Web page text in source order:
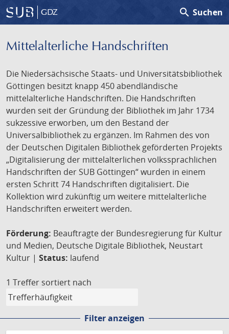
GDZ search Suchen
Mittelalterliche Handschriften
Die Niedersächsische Staats- und Universitätsbibliothek
Göttingen besitzt knapp 450 abendländische
mittelalterliche Handschriften. Die Handschriften
wurden seit der Gründung der Bibliothek im Jahr 1734
sukzessive erworben, um den Bestand der
Universalbibliothek zu ergänzen. Im Rahmen des von
der Deutschen Digitalen Bibliothek geförderten Projekts
„Digitalisierung der mittelalterlichen volkssprachlichen
Handschriften der SUB Göttingen“ wurden in einem
ersten Schritt 74 Handschriften digitalisiert. Die
Kollektion wird zukünftig um weitere mittelalterliche
Handschriften erweitert werden.
Förderung: Beauftragte der Bundesregierung für Kultur
und Medien, Deutsche Digitale Bibliothek, Neustart
Kultur | Status: laufend
1 Treffer sortiert nach
Filter anzeigen